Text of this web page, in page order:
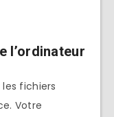
l’ordinateur
fichiers
Votre